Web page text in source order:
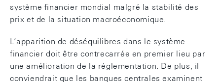
système financier mondial malgré la stabilité des
prix et de la situation macroéconomique.
L’apparition de déséquilibres dans le système
financier doit être contrecarrée en premier lieu par
une amélioration de la réglementation. De plus, il
conviendrait que les banques centrales examinent